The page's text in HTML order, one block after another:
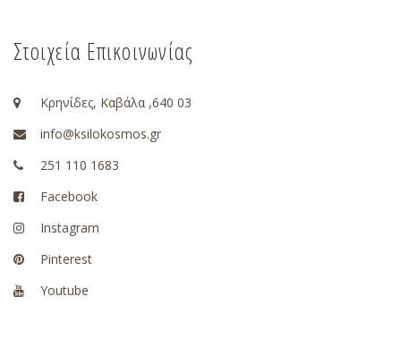
Στοιχεία Επικοινωνίας
Κρηνίδες, Καβάλα ,640 03
info@ksilokosmos.gr
251 110 1683
Facebook
Instagram
Pinterest
Youtube